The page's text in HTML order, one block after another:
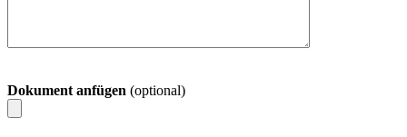
Dokument anfügen (optional)